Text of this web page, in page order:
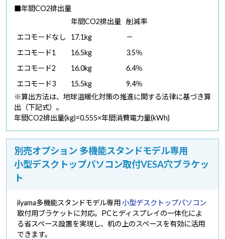
■年間CO2排出量
年間CO2排出量 削減率
エコモードなし
17.1kg
－
エコモード1
16.5kg
3.5％
エコモード2
16.0kg
6.4％
エコモード3
15.5kg
9.4％
※算出方法は、地球温暖化対策の推進に関する法律に基づき算
出（下記式）。
年間CO2排出量(kg)=0.555×年間消費電力量(kWh)
別売オプション 多機能スタンドモデル専用
小型デスクトップパソコン取付VESA穴ブラケッ
ト
iiyama多機能スタンドモデル専用小型デスクトップパソコン
取付用ブラケットに対応。PCとディスプレイの一体化によ
る省スペース設置を実現し、机の上のスペースを有効に活用
できます。